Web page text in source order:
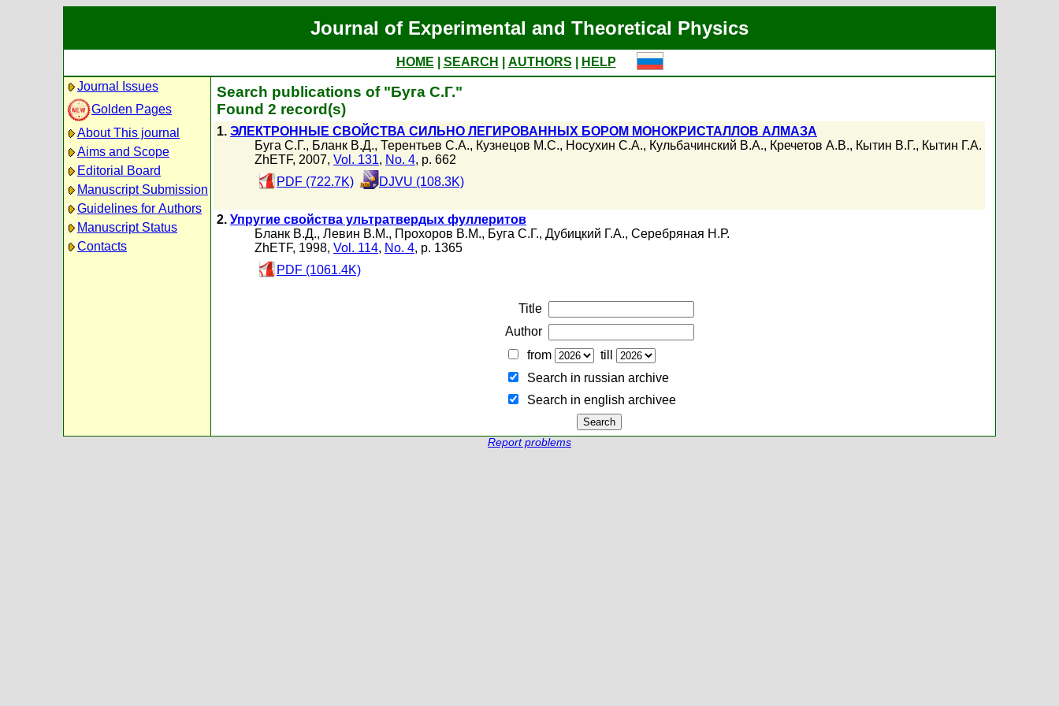
Journal of Experimental and Theoretical Physics
HOME SEARCH AUTHORS
HELP
Journal Issues
Golden Pages
About This journal
Aims and Scope
Editorial Board
Manuscript Submission
Guidelines for Authors
Manuscript Status
Contacts
Search publications of "Буга С.Г."
Found 2 record(s)
1. ЭЛЕКТРОННЫЕ СВОЙСТВА СИЛЬНО ЛЕГИРОВАННЫХ БОРОМ МОНОКРИСТАЛЛОВ АЛМАЗА
Буга С.Г., Бланк В.Д., Терентьев С.А., Кузнецов М.С., Носухин С.А., Кульбачинский В.А., Кречетов А.В., Кытин В.Г., Кытин Г.А.
ZhETF, 2007, Vol. 131, No. 4, p. 662
PDF (722.7K)
DJVU (108.3K)
2. Упругие свойства ультратвердых фуллеритов
Бланк В.Д., Левин В.М., Прохоров В.М., Буга С.Г., Дубицкий Г.А., Серебряная Н.Р.
ZhETF, 1998, Vol. 114, No. 4, p. 1365
PDF (1061.4K)
Title
Author
from
till
Search in russian archive
Search in english archiveе
Report problems